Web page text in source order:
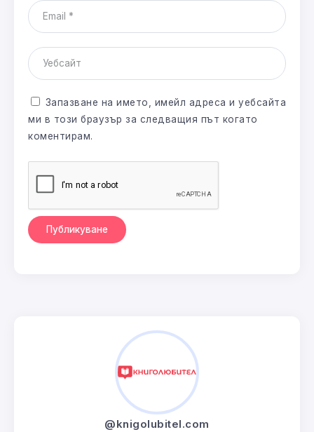
Запазване на името, имейл адреса и уебсайта
ми в този браузър за следващия път когато
коментирам.
@knigolubitel.com